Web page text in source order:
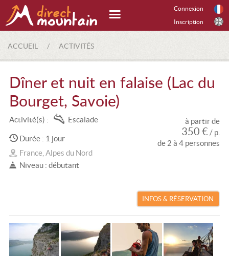
Connexion
Inscription
ACCUEIL / ACTIVITÉS
Dîner et nuit en falaise (Lac du
Bourget, Savoie)
Activité(s) : Escalade
Durée : 1 jour
France, Alpes du Nord
Niveau : débutant
à partir de
350 € / p.
de 2 à 4 personnes
INFOS & RÉSERVATION